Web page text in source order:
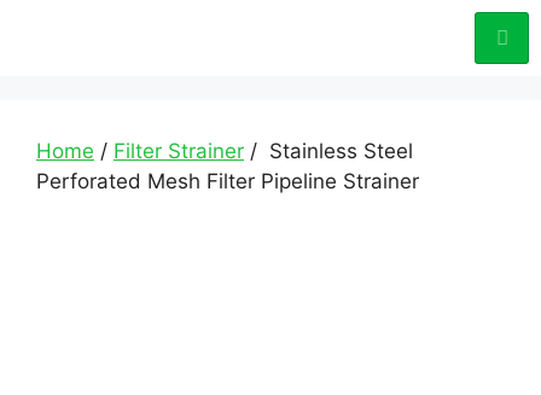
Home / Filter Strainer / Stainless Steel
Perforated Mesh Filter Pipeline Strainer